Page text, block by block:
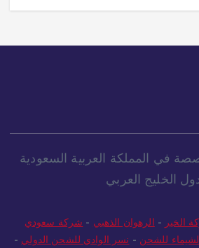
في المملكة العربية السعودية
الخليج العربي
الخير - الرهوان الذهبي - شركة سعودي
للشحن - نسر الوادي للشحن الدولي -